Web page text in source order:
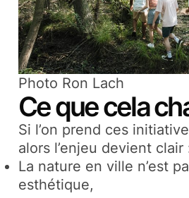
Photo Ron Lach
Ce que cela
Si l’on prend ces
alors l’enjeu devient clair
La nature en ville n’est
esthétique,